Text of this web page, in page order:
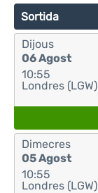
Sortida
Dijous
06 Agost
10:55
Londres (LGW)
Dimecres
05 Agost
10:55
Londres (LGW)